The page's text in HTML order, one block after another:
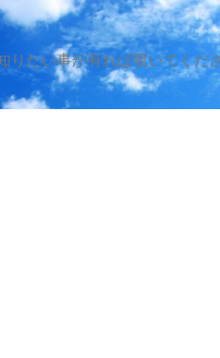
りたい事が有れば覗いてくだ